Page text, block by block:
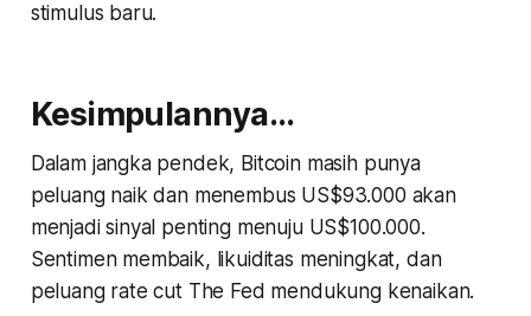
stimulus baru.
Kesimpulannya…
Dalam jangka pendek, Bitcoin masih punya
peluang naik dan menembus US$93.000 akan
menjadi sinyal penting menuju US$100.000.
Sentimen membaik, likuiditas meningkat, dan
peluang rate cut The Fed mendukung kenaikan.